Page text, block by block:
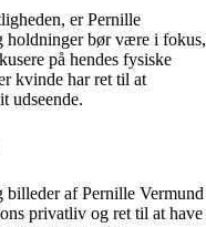
er Pernille
holdninger bør være i fokus,
på hendes fysiske
kvinde har ret til at
udseende.
af Pernille Vermund
privatliv og ret til at have